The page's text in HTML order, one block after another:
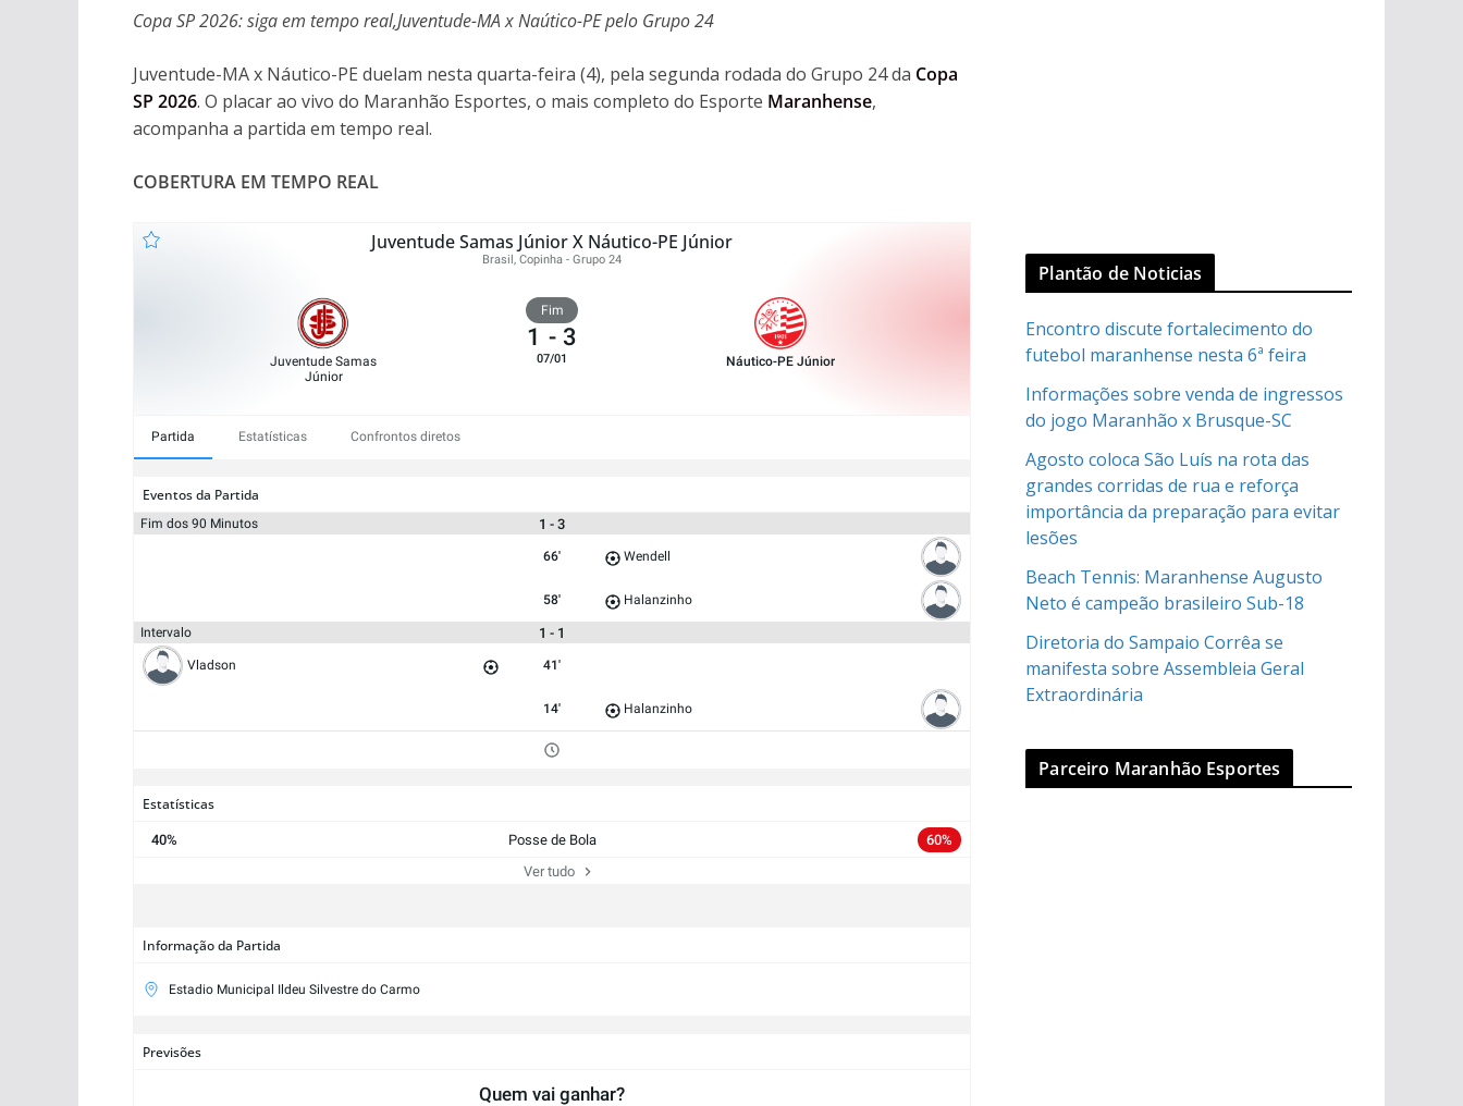
Copa SP 2026: siga em tempo real,Juventude-MA x Naútico-PE pelo Grupo 24
Juventude-MA x Náutico-PE duelam nesta quarta-feira (4), pela segunda rodada do Grupo 24 da Copa
SP 2026. O placar ao vivo do Maranhão Esportes, o mais completo do Esporte Maranhense,
acompanha a partida em tempo real.
COBERTURA EM TEMPO REAL
Juventude Samas Júnior X Náutico-PE Júnior
Brasil, Copinha - Grupo 24
Juventude Samas
Júnior
Fim
1 - 3
07/01 Náutico-PE Júnior
Partida Estatísticas Confrontos diretos
Eventos da Partida
Fim dos 90 Minutos 1 - 3
66' Wendell
58' Halanzinho
Intervalo 1 - 1
Vladson 41'
14' Halanzinho
Estatísticas
40% Posse de Bola
60%
Ver tudo
Informação da Partida
Estadio Municipal Ildeu Silvestre do Carmo
Previsões
Quem vai ganhar?
Plantão de Noticias
Encontro discute fortalecimento do
futebol maranhense nesta 6ª feira
Informações sobre venda de ingressos
do jogo Maranhão x Brusque-SC
Agosto coloca São Luís na rota das
grandes corridas de rua e reforça
importância da preparação para evitar
lesões
Beach Tennis: Maranhense Augusto
Neto é campeão brasileiro Sub-18
Diretoria do Sampaio Corrêa se
manifesta sobre Assembleia Geral
Extraordinária
Parceiro Maranhão Esportes